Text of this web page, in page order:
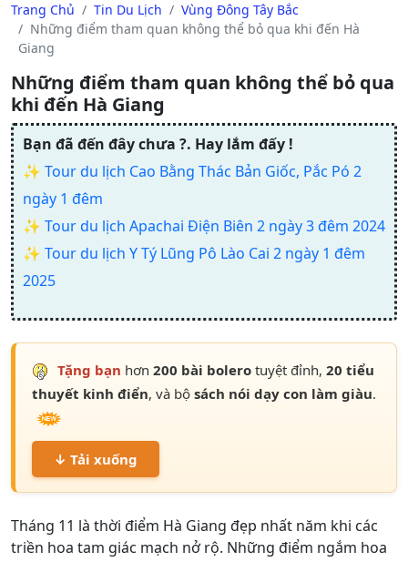
Trang Chủ Tin Du Lịch
Vùng Đông Tây Bắc
Những điểm tham quan không thể bỏ qua khi đến Hà
Giang
Những điểm tham quan không thể bỏ qua
khi đến Hà Giang
Bạn đã đến đây chưa ?. Hay lắm đấy !
✨ Tour du lịch Cao Bằng Thác Bản Giốc, Pắc Pó 2
ngày 1 đêm
✨ Tour du lịch Apachai Điện Biên 2 ngày 3 đêm 2024
✨ Tour du lịch Y Tý Lũng Pô Lào Cai 2 ngày 1 đêm
2025
Tặng bạn hơn 200 bài bolero tuyệt đỉnh, 20 tiểu
thuyết kinh điển, và bộ sách nói dạy con làm giàu.
↓ Tải xuống
Tháng 11 là thời điểm Hà Giang đẹp nhất năm khi các
triền hoa tam giác mạch nở rộ. Những điểm ngắm hoa